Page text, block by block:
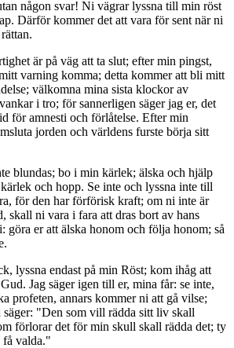
någon svar! Ni vägrar lyssna till min röst
Därför kommer det att vara för sent när ni
är på väg att ta slut; efter min pingst,
varning komma; detta kommer att bli mitt
välkomna mina sista klockor av
i tro; för sannerligen säger jag er, det
för amnesti och förlåtelse. Efter min
jorden och världens furste börja sitt
blundas; bo i min kärlek; älska och hjälp
och hopp. Se inte och lyssna inte till
för den har förförisk kraft; om ni inte är
skall ni vara i fara att dras bort av hans
göra er att älska honom och följa honom; så
lyssna endast på min Röst; kom ihåg att
Jag säger igen till er, mina får: se inte,
profeten, annars kommer ni att gå vilse;
"Den som vill rädda sitt liv skall
förlorar det för min skull skall rädda det; ty
få valda."